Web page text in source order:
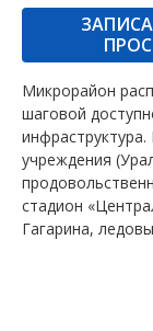
Микрорайон
шаговой
учреждения
стадион
Гагарина,